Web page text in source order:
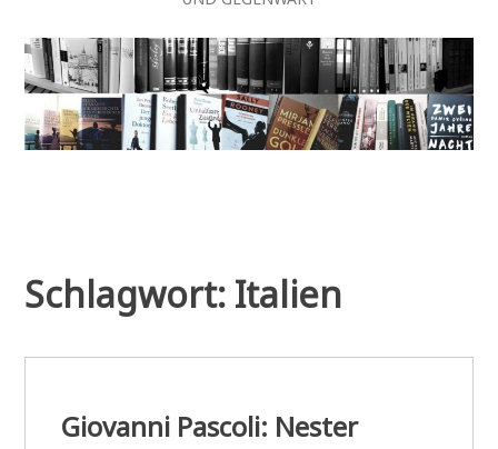
Schlagwort: Italien
Giovanni Pascoli: Nester